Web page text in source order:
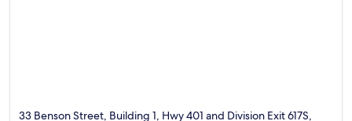
33 Benson Street, Building 1, Hwy 401 and Division Exit 617S,